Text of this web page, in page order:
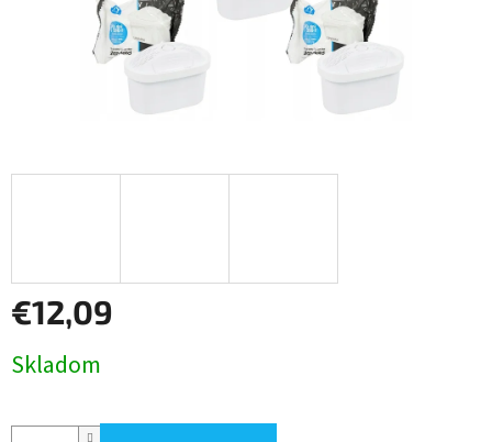
€12,09
cena:
Skladom